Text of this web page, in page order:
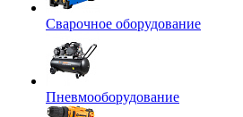
Сварочное оборудование
Пневмооборудование